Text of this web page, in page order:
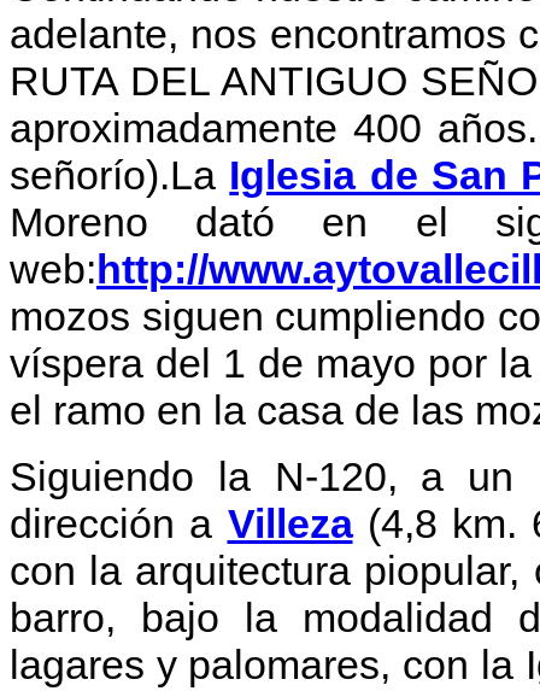
adelante, nos encontramos
RUTA DEL ANTIGUO
aproximadamente 400
señorío).La Iglesia de San
Moreno dató en el
web:http://
mozos siguen cumpliendo
víspera del 1 de mayo por
el ramo en la casa de las
Siguiendo la N-120, a un
dirección a Villeza(4,8 km.
con la arquitectura
barro, bajo la modalidad
lagares y palomares, con la